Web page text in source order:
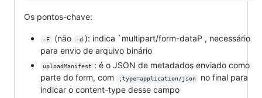
Os pontos-chave:
-F (não -d ): indica `multipart/form-dataP , necessário
para envio de arquivo binário
uploadManifest : é o JSON de metadados enviado como
parte do form, com
;type=application/json
no final para
indicar o content-type desse campo